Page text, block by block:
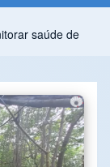
saúde de